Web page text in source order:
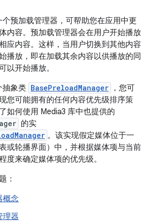
个预加载管理器，可帮助您在应用中更
内容。预加载管理器会在用户开始播放
应内容。这样，当用户切换到其他内容
播放，即在加载其余内容以供播放的同
以开始播放。
抽象类 BasePreloadManager
，您可
您可能拥有的任何内容优先级排序策
如何使用 Media3 库中也提供的
的实
。该实现假定媒体位于一
或轮播界面）中，并根据媒体项与当前
度来确定媒体项的优先级。
：
概念
理器